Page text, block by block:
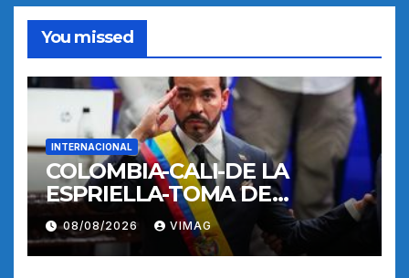
You missed
INTERNACIONAL
COLOMBIA-CALI-DE LA
ESPRIELLA-TOMA DE
POSESION
08/08/2026 VIMAG